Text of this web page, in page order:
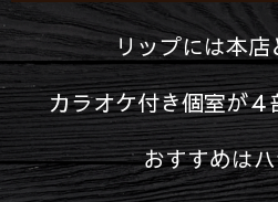
リップには本店
カラオケ付き個室が
おすすめは